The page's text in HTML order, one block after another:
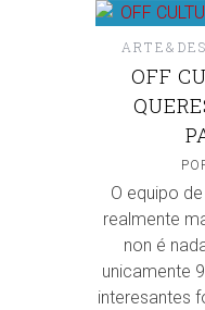
OFF
O equipo
realmente
non é
unicamente
interesantes